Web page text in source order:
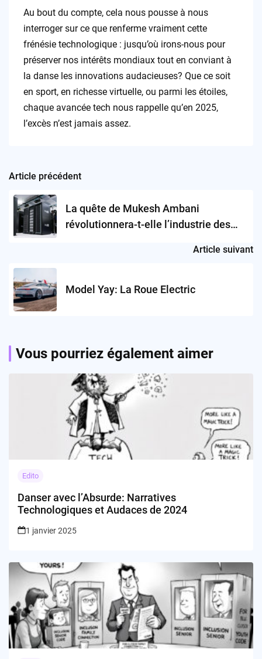
Au bout du compte, cela nous pousse à nous
interroger sur ce que renferme vraiment cette
frénésie technologique : jusqu’où irons-nous pour
préserver nos intérêts mondiaux tout en conviant à
la danse les innovations audacieuses? Que ce soit
en sport, en richesse virtuelle, ou parmi les étoiles,
chaque avancée tech nous rappelle qu’en 2025,
l’excès n’est jamais assez.
Post
navigation
Article précédent
La quête de Mukesh Ambani
révolutionnera-t-elle l’industrie des
Article suivant
Model Yay: La Roue Electric
Vous pourriez également aimer
Edito
Danser avec l’Absurde: Narratives
Technologiques et Audaces de 2024
1 janvier 2025